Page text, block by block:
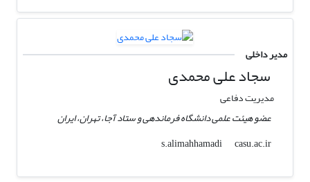
مدیر داخلی
سجاد علی محمدی
مدیریت دفاعی
عضو هیئت علمی دانشگاه فرماندهی و ستاد آجا، تهران، ایران
s.alimahhamadi
casu.ac.ir